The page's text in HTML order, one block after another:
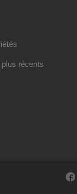
récents